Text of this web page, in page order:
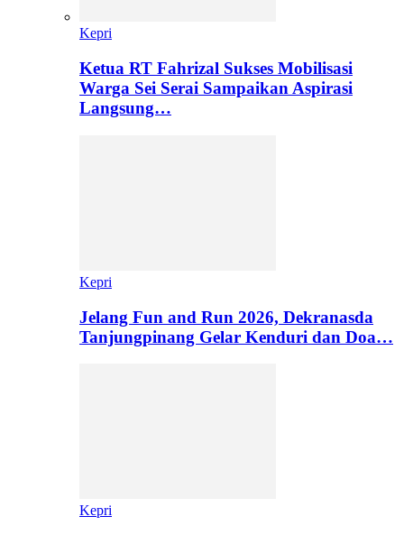
Kepri
Ketua RT Fahrizal Sukses Mobilisasi
Warga Sei Serai Sampaikan Aspirasi
Langsung…
Kepri
Jelang Fun and Run 2026, Dekranasda
Tanjungpinang Gelar Kenduri dan Doa…
Kepri